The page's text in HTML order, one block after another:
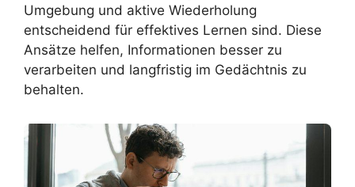
Umgebung und aktive Wiederholung
entscheidend für effektives Lernen sind. Diese
Ansätze helfen, Informationen besser zu
verarbeiten und langfristig im Gedächtnis zu
behalten.